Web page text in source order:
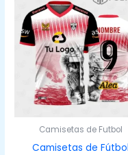
Camisetas de Futbol
Camisetas de Fútbol